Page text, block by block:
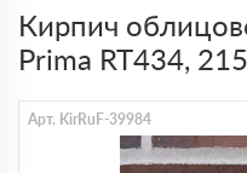
Кирпич
Prima RT434,
Арт. KirRuF-39984